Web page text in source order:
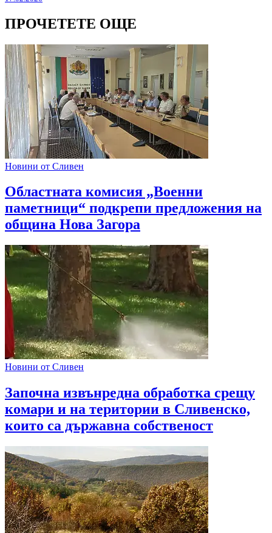
ПРОЧЕТЕТЕ ОЩЕ
Новини от Сливен
Областната комисия „Военни
паметници“ подкрепи предложения на
община Нова Загора
Новини от Сливен
Започна извънредна обработка срещу
комари и на територии в Сливенско,
които са държавна собственост